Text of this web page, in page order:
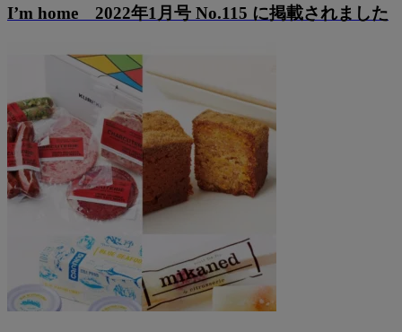
I’m home 2022年1月号 No.115 に掲載されました